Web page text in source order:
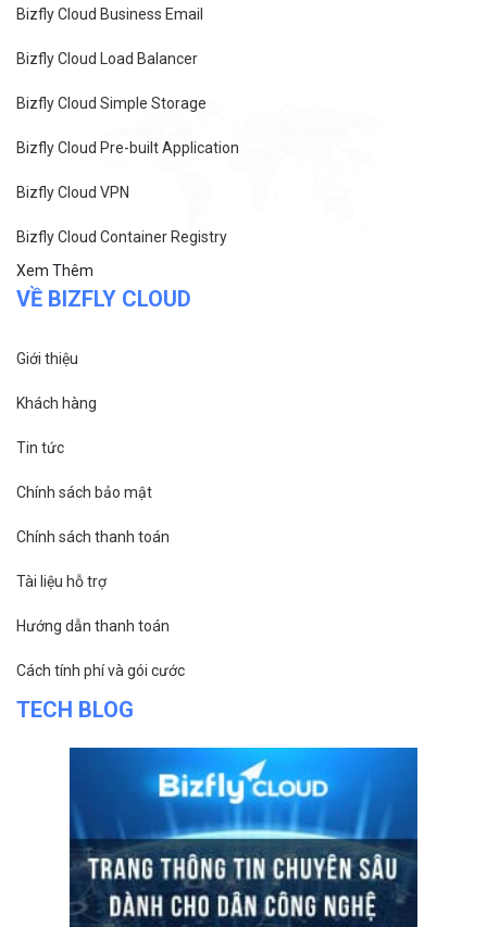
Bizfly Cloud Business Email
Bizfly Cloud Load Balancer
Bizfly Cloud Simple Storage
Bizfly Cloud Pre-built Application
Bizfly Cloud VPN
Bizfly Cloud Container Registry
Xem Thêm
VỀ BIZFLY CLOUD
Giới thiệu
Khách hàng
Tin tức
Chính sách bảo mật
Chính sách thanh toán
Tài liệu hỗ trợ
Hướng dẫn thanh toán
Cách tính phí và gói cước
TECH BLOG